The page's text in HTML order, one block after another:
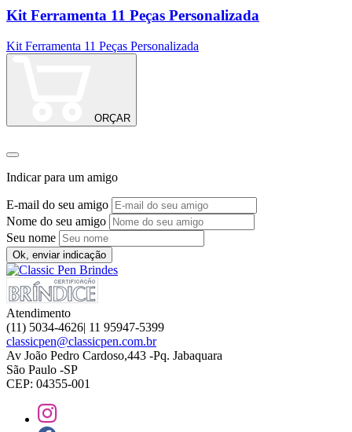
Kit Ferramenta 11 Peças Personalizada
Kit Ferramenta 11 Peças Personalizada
ORÇAR
Indicar para um amigo
E-mail do seu amigo
Nome do seu amigo
Seu nome
Ok, enviar indicação
Atendimento
(11) 5034-4626| 11 95947-5399
classicpen@classicpen.com.br
Av João Pedro Cardoso,443 -Pq. Jabaquara
São Paulo -SP
CEP: 04355-001